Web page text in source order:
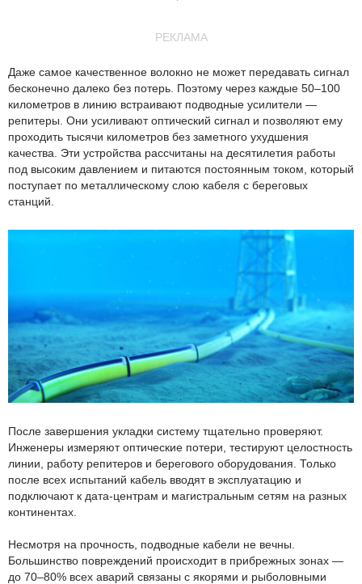
РЕКЛАМА
Даже самое качественное волокно не может передавать сигнал
бесконечно далеко без потерь. Поэтому через каждые 50–100
километров в линию встраивают подводные усилители —
репитеры. Они усиливают оптический сигнал и позволяют ему
проходить тысячи километров без заметного ухудшения
качества. Эти устройства рассчитаны на десятилетия работы
под высоким давлением и питаются постоянным током, который
поступает по металлическому слою кабеля с береговых
станций.
После завершения укладки систему тщательно проверяют.
Инженеры измеряют оптические потери, тестируют целостность
линии, работу репитеров и берегового оборудования. Только
после всех испытаний кабель вводят в эксплуатацию и
подключают к дата-центрам и магистральным сетям на разных
континентах.
Несмотря на прочность, подводные кабели не вечны.
Большинство повреждений происходит в прибрежных зонах —
до 70–80% всех аварий связаны с якорями и рыболовными